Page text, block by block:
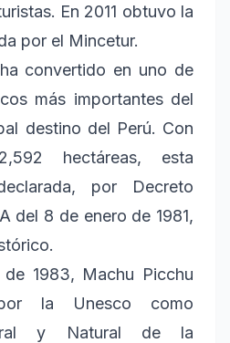
En 2011 obtuvo la
por el Mincetur.
convertido en uno de
más importantes del
destino del Perú. Con
hectáreas, esta
por Decreto
del 8 de enero de 1981,
1983, Machu Picchu
la Unesco como
y Natural de la